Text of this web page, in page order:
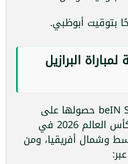
لمباراة البرازيل
أعلنت شبكة beIN Sports حصولها على
حقوق بث مباريات كأس العالم 2026 في
وشمال أفريقيا، ومن